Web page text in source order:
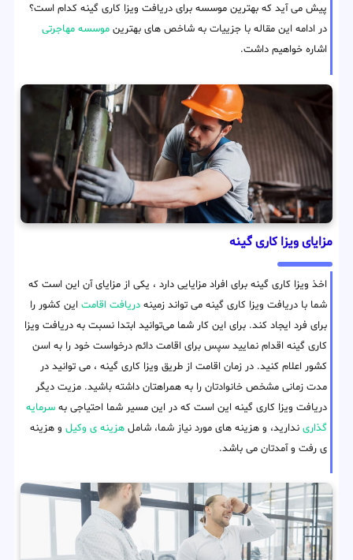
پیش می آید که بهترین موسسه برای دریافت ویزا کاری گینه کدام است؟
در ادامه این مقاله با جزییات به شاخص های بهترین موسسه مهاجرتی
اشاره خواهیم داشت.
مزایای ویزا کاری گینه
اخذ ویزا کاری گینه برای افراد مزایایی دارد ، یکی از مزایای آن این است که
شما با دریافت ویزا کاری گینه می تواند زمینه دریافت اقامت این کشور را
برای فرد ایجاد کند. برای این کار شما می‌توانید ابتدا نسبت به دریافت ویزا
کاری گینه اقدام نمایید سپس برای اقامت دائم درخواست خود را به اسن
کشور اعلام کنید. در زمان اقامت از طریق ویزا کاری گینه ، می توانید در
مدت زمانی مشخص خانوادتان را به همراهتان داشته باشید. مزیت دیگر
دریافت ویزا کاری گینه این است که در این مسیر شما احتیاجی به سرمایه
گذاری ندارید، و هزینه های مورد نیاز شما، شامل هزینه ی وکیل و هزینه
ی رفت و آمدتان می باشد.